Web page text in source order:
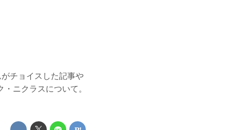
チョイスした記事や
ニクラスについて。